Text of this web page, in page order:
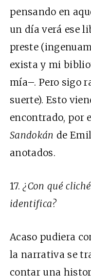
pensando en
un día verá ese
preste
exista y mi
mía–. Pero sigo
suerte). Esto
encontrado, por
Sandokán de
anotados.
17.¿Con qué
identifica?
Acaso pudiera
la narrativa se
contar una